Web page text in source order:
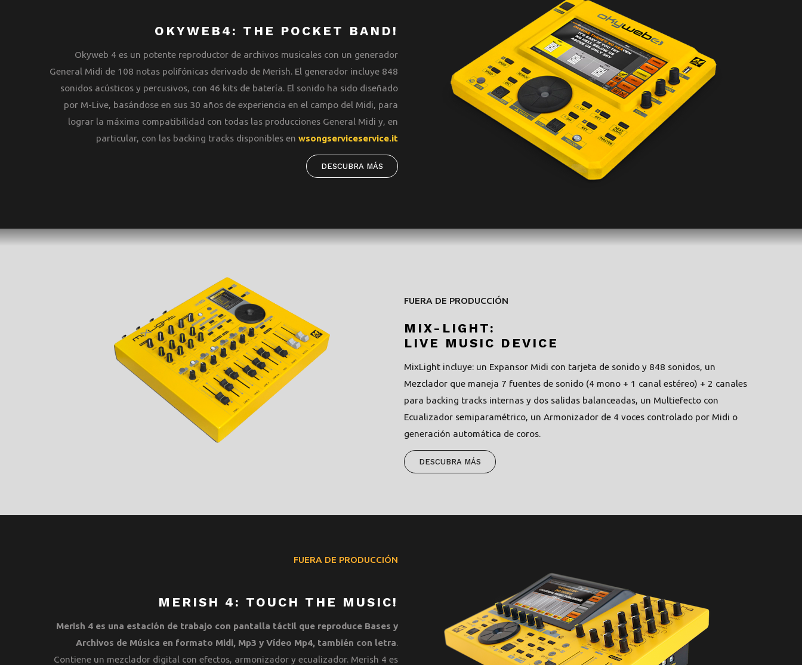
OKYWEB4: THE POCKET BAND!
Okyweb 4 es un potente reproductor de archivos musicales con un generador
General Midi de 108 notas polifónicas derivado de Merish. El generador incluye 848
sonidos acústicos y percusivos, con 46 kits de batería. El sonido ha sido diseñado
por M-Live, basándose en sus 30 años de experiencia en el campo del Midi, para
lograr la máxima compatibilidad con todas las producciones General Midi y, en
particular, con las backing tracks disponibles enwsongserviceservice.it
DESCUBRA MÁS
FUERA DE PRODUCCIÓN
MIX-LIGHT:
LIVE MUSIC DEVICE
MixLight incluye: un Expansor Midi con tarjeta de sonido y 848 sonidos, un
Mezclador que maneja 7 fuentes de sonido (4 mono + 1 canal estéreo) + 2 canales
para backing tracks internas y dos salidas balanceadas, un Multiefecto con
Ecualizador semiparamétrico, un Armonizador de 4 voces controlado por Midi o
generación automática de coros.
DESCUBRA MÁS
FUERA DE PRODUCCIÓN
MERISH 4: TOUCH THE MUSIC!
Merish 4 es una estación de trabajo con pantalla táctil que reproduce Bases y
Archivos de Música en formato Midi, Mp3 y Vídeo Mp4, también con letra.
Contiene un mezclador digital con efectos, armonizador y ecualizador. Merish 4 es